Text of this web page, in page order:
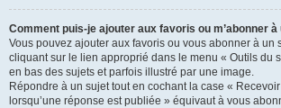
Comment puis-je ajouter aux favoris ou m’abonner
Vous pouvez ajouter aux favoris ou vous abonner à un
cliquant sur le lien approprié dans le menu « Outils du
en bas des sujets et parfois illustré par une image.
Répondre à un sujet tout en cochant la case «
lorsqu’une réponse est publiée » équivaut à vous